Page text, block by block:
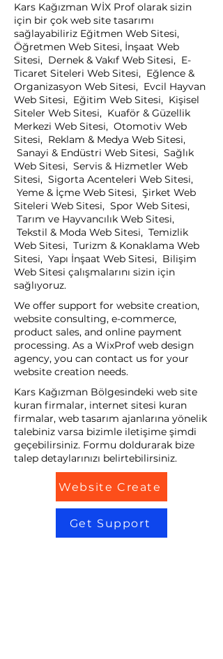
Kars Kağızman WİX Prof olarak sizin
için bir çok web site tasarımı
sağlayabiliriz Eğitmen Web Sitesi,
Öğretmen Web Sitesi, İnşaat Web
Sitesi, Dernek & Vakıf Web Sitesi, E-
Ticaret Siteleri Web Sitesi, Eğlence &
Organizasyon Web Sitesi, Evcil Hayvan
Web Sitesi, Eğitim Web Sitesi, Kişisel
Siteler Web Sitesi, Kuaför & Güzellik
Merkezi Web Sitesi, Otomotiv Web
Sitesi, Reklam & Medya Web Sitesi,
Sanayi & Endüstri Web Sitesi, Sağlık
Web Sitesi, Servis & Hizmetler Web
Sitesi, Sigorta Acenteleri Web Sitesi,
Yeme & İçme Web Sitesi, Şirket Web
Siteleri Web Sitesi, Spor Web Sitesi,
Tarım ve Hayvancılık Web Sitesi,
Tekstil & Moda Web Sitesi, Temizlik
Web Sitesi, Turizm & Konaklama Web
Sitesi, Yapı İnşaat Web Sitesi, Bilişim
Web Sitesi çalışmalarını sizin için
sağlıyoruz.
We offer support for website creation,
website consulting, e-commerce,
product sales, and online payment
processing. As a WixProf web design
agency, you can contact us for your
website creation needs.
Kars Kağızman Bölgesindeki web site
kuran firmalar, internet sitesi kuran
firmalar, web tasarım ajanlarına yönelik
talebiniz varsa bizimle iletişime şimdi
geçebilirsiniz. Formu doldurarak bize
talep detaylarınızı belirtebilirsiniz.
Website Create
Get Support